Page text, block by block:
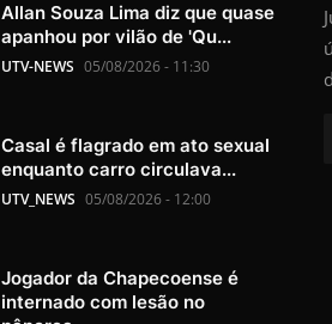
Allan Souza Lima diz que quase
apanhou por vilão de 'Qu...
UTV-NEWS 05/08/2026 - 11:30
Casal é flagrado em ato sexual
enquanto carro circulava...
UTV_NEWS 05/08/2026 - 12:00
Jogador da Chapecoense é
internado com lesão no